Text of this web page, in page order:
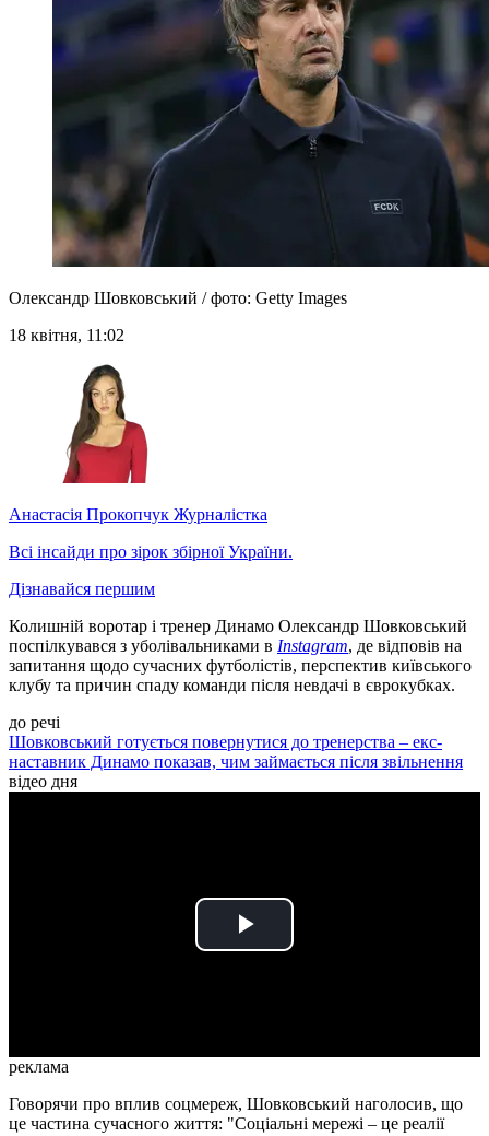
Олександр Шовковський / фото: Getty Images
18 квітня, 11:02
Анастасія Прокопчук Журналістка
Всі інсайди про зірок збірної України.
Дізнавайся першим
Колишній воротар і тренер Динамо Олександр Шовковський
поспілкувався з уболівальниками в Instagram, де відповів на
запитання щодо сучасних футболістів, перспектив київського
клубу та причин спаду команди після невдачі в єврокубках.
до речі
Шовковський готується повернутися до тренерства – екс-
наставник Динамо показав, чим займається після звільнення
відео дня
Play
реклама
Говорячи про вплив соцмереж, Шовковський наголосив, що
це частина сучасного життя: "Соціальні мережі – це реалії